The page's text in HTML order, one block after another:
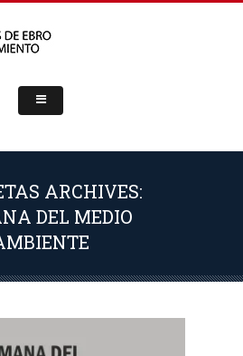
ARCHIVES:
DEL MEDIO